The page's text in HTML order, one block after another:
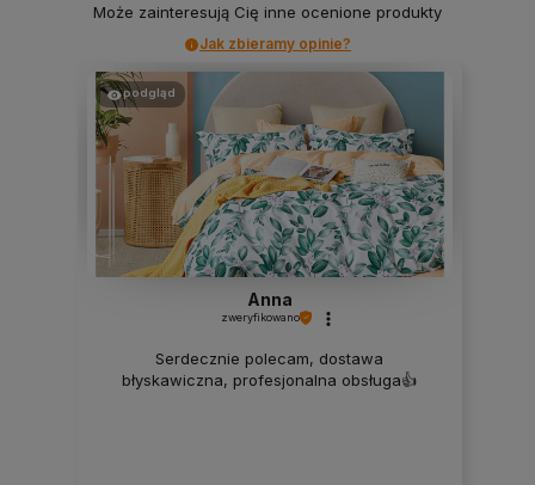
Może zainteresują Cię inne ocenione produkty
Jak zbieramy opinie?
podgląd
Anna
zweryfikowano
Serdecznie polecam, dostawa
błyskawiczna, profesjonalna obsługa👍️